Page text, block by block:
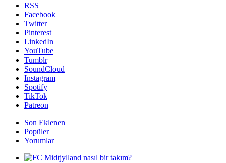
RSS
Facebook
Twitter
Pinterest
LinkedIn
YouTube
Tumblr
SoundCloud
Instagram
Spotify
TikTok
Patreon
Son Eklenen
Popüler
Yorumlar